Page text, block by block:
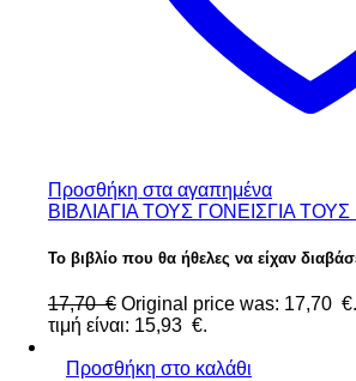
Προσθήκη στα αγαπημένα
ΒΙΒΛΙΑΓΙΑ ΤΟΥΣ ΓΟΝΕΙΣΓΙΑ
Το βιβλίο που θα ήθελες να είχαν
17,70 € Original price was: 17,70 €.
τιμή είναι: 15,93 €.
Προσθήκη στο καλάθι